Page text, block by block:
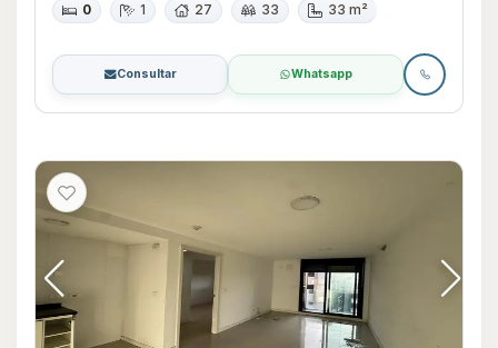
0 1 27 33 33 m²
Consultar Whatsapp